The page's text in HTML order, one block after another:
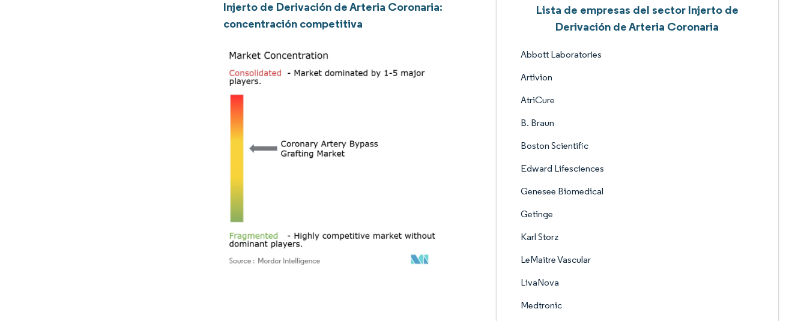
Injerto de Derivación de Arteria Coronaria:
concentración competitiva
Lista de empresas del sector Injerto de
Derivación de Arteria Coronaria
Abbott Laboratories
Artivion
AtriCure
B. Braun
Boston Scientific
Edward Lifesciences
Genesee Biomedical
Getinge
Karl Storz
LeMaitre Vascular
LivaNova
Medtronic